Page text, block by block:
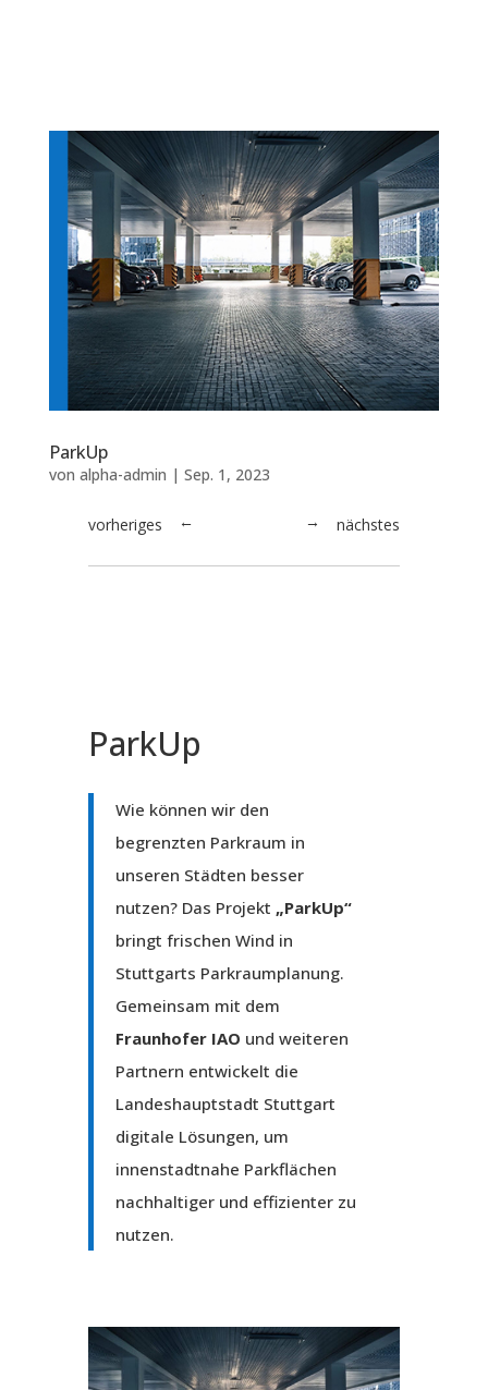
ParkUp
von alpha-admin | Sep. 1, 2023
← nächstes
vorheriges →
ParkUp
Wie können wir den
begrenzten Parkraum in
unseren Städten besser
nutzen? Das Projekt „ParkUp“
bringt frischen Wind in
Stuttgarts Parkraumplanung.
Gemeinsam mit dem
Fraunhofer IAO und weiteren
Partnern entwickelt die
Landeshauptstadt Stuttgart
digitale Lösungen, um
innenstadtnahe Parkflächen
nachhaltiger und effizienter zu
nutzen.